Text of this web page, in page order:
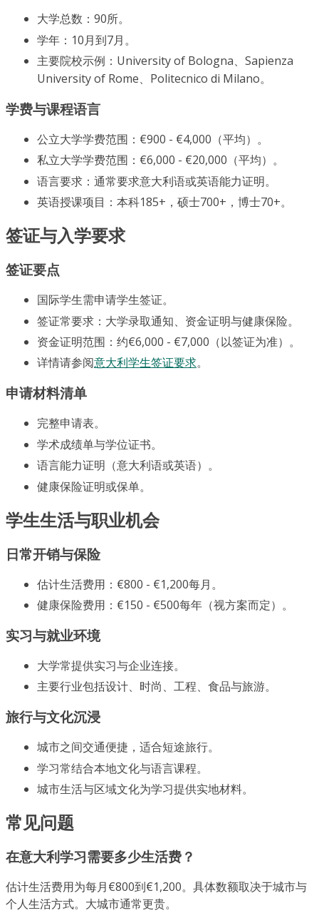
大学总数：90所。
学年：10月到7月。
主要院校示例：University of Bologna、Sapienza
University of Rome、Politecnico di Milano。
学费与课程语言
公立大学学费范围：€900 - €4,000（平均）。
私立大学学费范围：€6,000 - €20,000（平均）。
语言要求：通常要求意大利语或英语能力证明。
英语授课项目：本科185+，硕士700+，博士70+。
签证与入学要求
签证要点
国际学生需申请学生签证。
签证常要求：大学录取通知、资金证明与健康保险。
资金证明范围：约€6,000 - €7,000（以签证为准）。
详情请参阅意大利学生签证要求。
申请材料清单
完整申请表。
学术成绩单与学位证书。
语言能力证明（意大利语或英语）。
健康保险证明或保单。
学生生活与职业机会
日常开销与保险
估计生活费用：€800 - €1,200每月。
健康保险费用：€150 - €500每年（视方案而定）。
实习与就业环境
大学常提供实习与企业连接。
主要行业包括设计、时尚、工程、食品与旅游。
旅行与文化沉浸
城市之间交通便捷，适合短途旅行。
学习常结合本地文化与语言课程。
城市生活与区域文化为学习提供实地材料。
常见问题
在意大利学习需要多少生活费？
估计生活费用为每月€800到€1,200。具体数额取决于城市与
个人生活方式。大城市通常更贵。